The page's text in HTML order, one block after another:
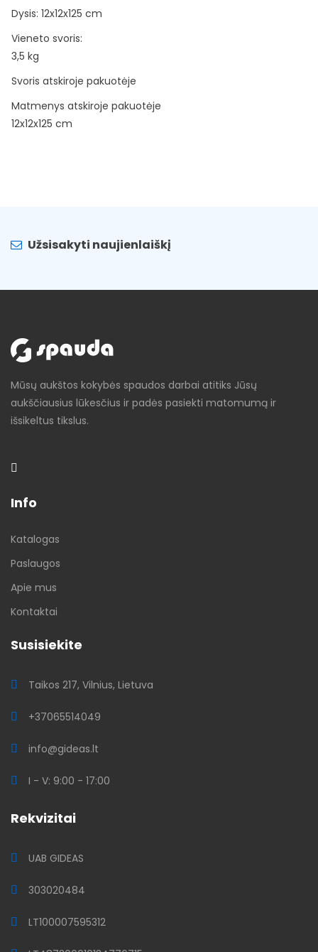
Dysis: 12x12x125 cm
Vieneto svoris:
3,5 kg
Svoris atskiroje pakuotėje
Matmenys atskiroje pakuotėje
12x12x125 cm
Užsisakyti naujienlaiškį
Mūsų aukštos kokybės spaudos darbai atitiks Jūsų
aukščiausius lūkesčius ir padės pasiekti matomumą ir
išsikeltus tikslus.
Info
Katalogas
Paslaugos
Apie mus
Kontaktai
Susisiekite
Taikos 217, Vilnius, Lietuva
+37065514049
info@gideas.lt
I - V: 9:00 - 17:00
Rekvizitai
UAB GIDEAS
303020484
LT100007595312